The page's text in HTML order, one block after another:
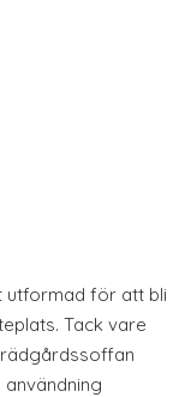
utformad för att bli
Tack vare